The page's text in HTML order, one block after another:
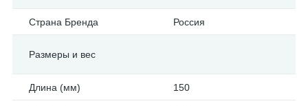
Страна Бренда Россия
Размеры и вес
Длина (мм) 150